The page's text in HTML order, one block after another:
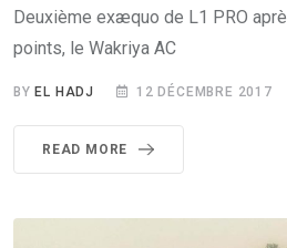
Deuxième exæquo de L1 PRO
points, le Wakriya AC
BYEL HADJ 12 DÉCEMBRE 2017
READ MORE